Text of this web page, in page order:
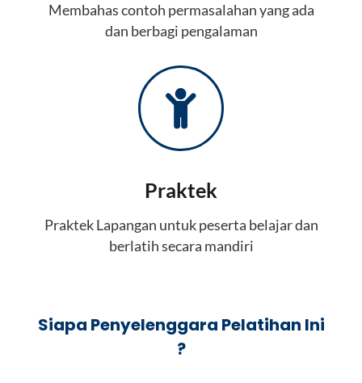
Membahas contoh permasalahan yang ada
dan berbagi pengalaman
Praktek
Praktek Lapangan untuk peserta belajar dan
berlatih secara mandiri
Siapa Penyelenggara Pelatihan Ini
?